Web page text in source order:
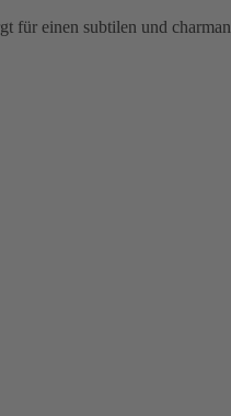
für einen subtilen und